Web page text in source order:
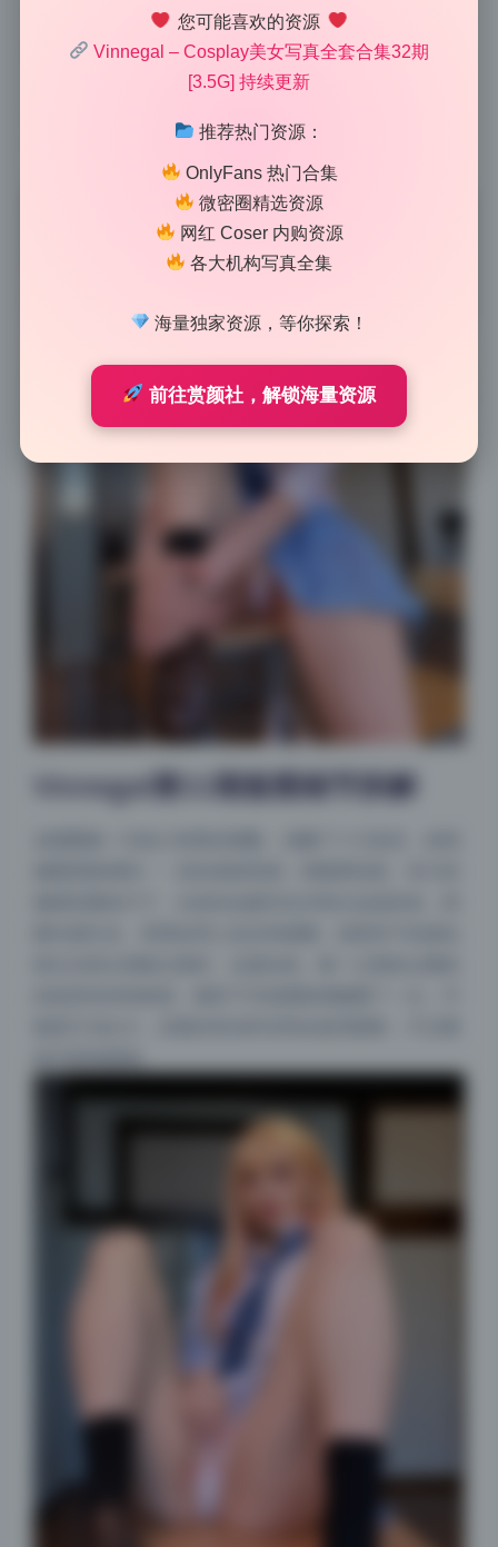
原档，我逐张扫了一遍，细节经得起放大。脸颊和鼻翼
的毛孔清晰可辨，修图师没有用暴力涂抹来掩盖瑕疵，
反而保留了真实的颗粒感。肩颈处的汗毛根根分明，边
感觉整体色温偏暖，但高光区域没有溢出，阴影里的层
次也都在，难得。
Vinnegal第32期套图细节拆解
体不影响观感。
您可能喜欢的资源
Vinnegal – Cosplay美女写真全套合集32期
[3.5G] 持续更新
推荐热门资源：
OnlyFans 热门合集
微密圈精选资源
网红 Coser 内购资源
各大机构写真全集
海量独家资源，等你探索！
前往赏颜社，解锁海量资源